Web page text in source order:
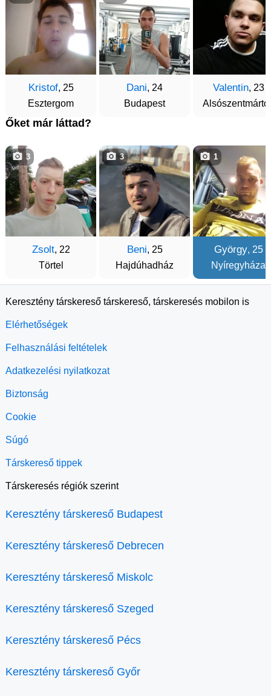
Kristof, 25
Esztergom
Dani, 24
Budapest
Valentin, 23
Őket már láttad?
Zsolt, 22
Törtel
3
Beni, 25
Hajdúhadház
3
György, 25
Nyíregyháza
1
Keresztény társkereső társkereső, társkeresés mobilon is
Elérhetőségek
Felhasználási feltételek
Adatkezelési nyilatkozat
Biztonság
Cookie
Súgó
Társkereső tippek
Társkeresés régiók szerint
Keresztény társkereső Budapest
Keresztény társkereső Debrecen
Keresztény társkereső Miskolc
Keresztény társkereső Szeged
Keresztény társkereső Pécs
Keresztény társkereső Győr